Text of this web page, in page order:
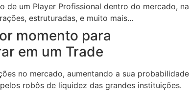
um Player Profissional dentro do mercado,
estruturadas, e muito mais…
momento para
em um Trade
no mercado, aumentando a sua
robôs de liquidez das grandes instituições.